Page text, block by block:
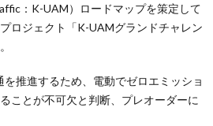
：K-UAM）ロードマップを策定して
ロジェクト「K-UAMグランドチャレン
推進するため、電動でゼロエミッショ
ことが不可欠と判断、プレオーダーに